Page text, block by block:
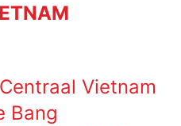
Vietnam
Bang